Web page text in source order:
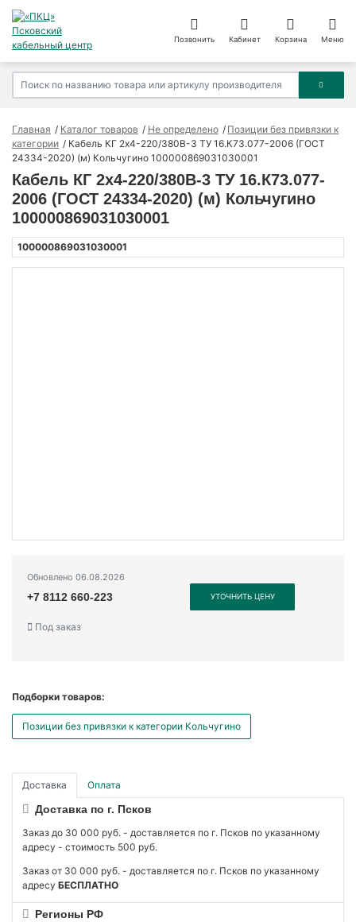
Позвонить Кабинет Корзина Меню
Главная Каталог товаров Не определено
Позиции без привязки к
категории
Кабель КГ 2х4-220/380В-3 ТУ 16.К73.077-2006 (ГОСТ
24334-2020) (м) Кольчугино 100000869031030001
Кабель КГ 2х4-220/380В-3 ТУ 16.К73.077-
2006 (ГОСТ 24334-2020) (м) Кольчугино
100000869031030001
100000869031030001
Обновлено 06.08.2026
+7 8112 660-223 УТОЧНИТЬ ЦЕНУ
Под заказ
Подборки товаров:
Позиции без привязки к категории Кольчугино
Доставка Оплата
Доставка по г. Псков
Заказ до 30 000 руб. - доставляется по г. Псков по указанному
адресу - стоимость 500 руб.
Заказ от 30 000 руб. - доставляется по г. Псков по указанному
адресу БЕСПЛАТНО
Регионы РФ